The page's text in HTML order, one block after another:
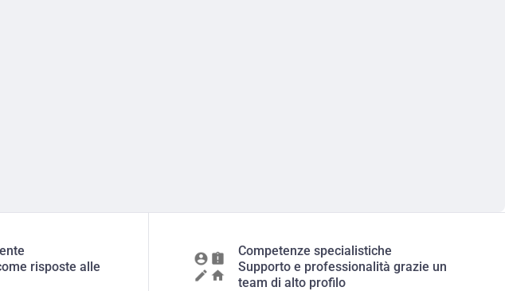
risposte alle
Competenze specialistiche
Supporto e professionalità grazie un
team di alto profilo